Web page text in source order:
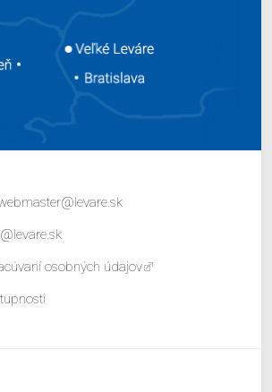
osobných údajov